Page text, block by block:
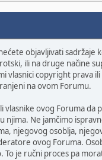
objavljivati
ili na druge načine
vlasnici copyright prava
na ovom Forumu.
vlasnike ovog Foruma
njima. Ne jamčimo
njegovog osoblja,
ovog Foruma.
To je ručni proces pa